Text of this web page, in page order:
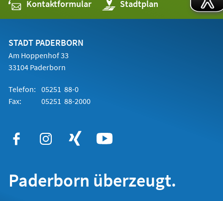
Kontaktformular Stadtplan
(Öffnet
in
einem
STADT PADERBORN
Am Hoppenhof 33
33104 Paderborn
Telefon: 05251 88-0
Fax:
05251 88-2000
Paderborn überzeugt.